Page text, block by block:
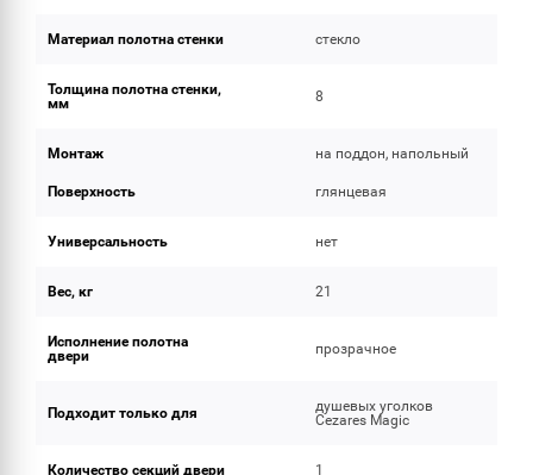
Материал полотна стенки стекло
Толщина полотна стенки,
мм
8
Монтаж на поддон, напольный
Поверхность глянцевая
Универсальность нет
Вес, кг 21
Исполнение полотна
двери
прозрачное
Подходит только для
душевых уголков
Cezares Magic
Количество секций двери 1